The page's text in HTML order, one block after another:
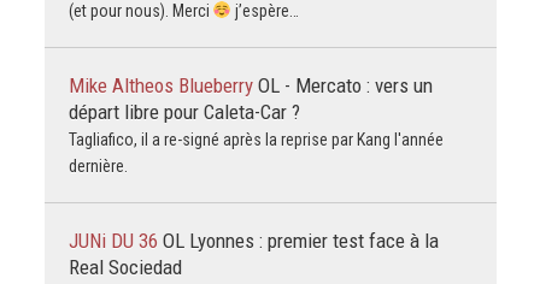
(et pour nous). Merci
j’espère…
Mike Altheos Blueberry OL - Mercato : vers un
départ libre pour Caleta-Car ?
Tagliafico, il a re-signé après la reprise par Kang l'année
dernière.
JUNi DU 36 OL Lyonnes : premier test face à la
Real Sociedad